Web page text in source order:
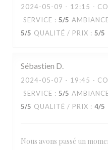
2024-05-09 - 12:15 -
SERVICE : 5/5
5/5 QUALITÉ / PRIX : 5/5
Sébastien D
2024-05-07 - 19:45 -
SERVICE : 5/5
5/5 QUALITÉ / PRIX : 4/5
Nous avons passé un